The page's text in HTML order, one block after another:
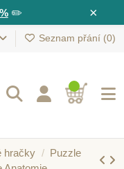
×
✏️
Seznam přání (0)
hračky
Puzzle